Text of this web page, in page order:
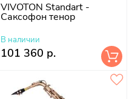
VIVOTON Standart -
Саксофон тенор
В наличии
101 360 р.